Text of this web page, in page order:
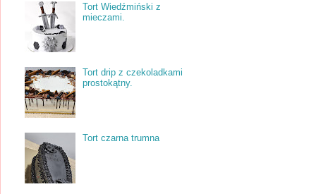
Tort Wiedźmiński z
mieczami.
Tort drip z czekoladkami
prostokątny.
Tort czarna trumna